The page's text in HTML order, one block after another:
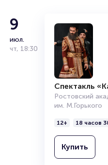
Подробнее о том, как
читайте в разделах:
Организаторам
9
июл.
чт, 18:30
Спектакль
Ростовский
им. М.Горького
12+ 18 часов
Купить